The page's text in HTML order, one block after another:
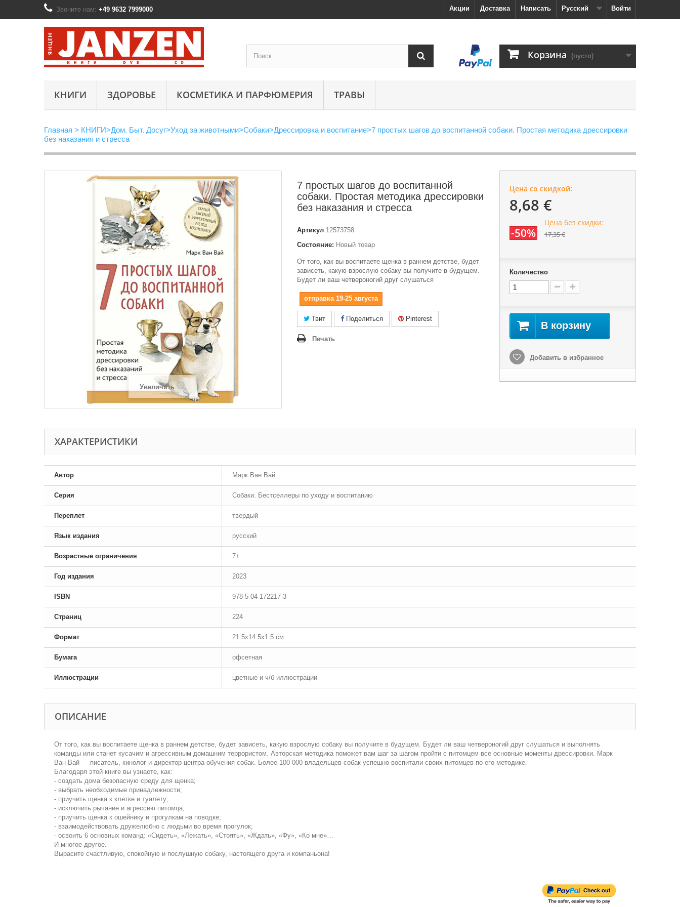
Войти
Русский
Написать
Доставка
Акции
Звоните нам: +49 9632 7999000
Корзина (пусто)
КНИГИ ЗДОРОВЬЕ КОСМЕТИКА И ПАРФЮМЕРИЯ ТРАВЫ
Главная > КНИГИ>Дом. Быт. Досуг>Уход за животными>Собаки>Дрессировка и воспитание>7 простых шагов до воспитанной собаки. Простая методика дрессировки
без наказания и стресса
Увеличить
7 простых шагов до воспитанной
собаки. Простая методика дрессировки
без наказания и стресса
Артикул 12573758
Состояние: Новый товар
От того, как вы воспитаете щенка в раннем детстве, будет
зависеть, какую взрослую собаку вы получите в будущем.
Будет ли ваш четвероногий друг слушаться
отправка 19-25 августа
Твит Поделиться Pinterest
Печать
Цена со скидкой:
8,68 €
-50%
Цена без скидки:
17,35 €
Количество
В корзину
Добавить в избранное
ХАРАКТЕРИСТИКИ
Автор Марк Ван Вай
Серия Собаки. Бестселлеры по уходу и воспитанию
Переплет твердый
Язык издания русский
Возрастные ограничения 7+
Год издания 2023
ISBN 978-5-04-172217-3
Страниц 224
Формат 21.5x14.5x1.5 см
Бумага офсетная
Иллюстрации цветные и ч/б иллюстрации
ОПИСАНИЕ
От того, как вы воспитаете щенка в раннем детстве, будет зависеть, какую взрослую собаку вы получите в будущем. Будет ли ваш четвероногий друг слушаться и выполнять
команды или станет кусачим и агрессивным домашним террористом. Авторская методика поможет вам шаг за шагом пройти с питомцем все основные моменты дрессировки. Марк
Ван Вай — писатель, кинолог и директор центра обучения собак. Более 100 000 владельцев собак успешно воспитали своих питомцев по его методике.
Благодаря этой книге вы узнаете, как:
- создать дома безопасную среду для щенка;
- выбрать необходимые принадлежности;
- приучить щенка к клетке и туалету;
- исключить рычание и агрессию питомца;
- приучить щенка к ошейнику и прогулкам на поводке;
- взаимодействовать дружелюбно с людьми во время прогулок;
- освоить 6 основных команд: «Сидеть», «Лежать», «Стоять», «Ждать», «Фу», «Ко мне»…
И многое другое.
Вырасите счастливую, спокойную и послушную собаку, настоящего друга и компаньона!